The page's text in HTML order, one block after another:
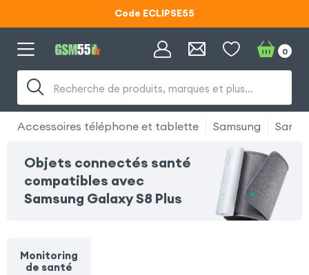
Code ECLIPSE55
Lunettes d'éclipse OFFERTES
Recherche de produits, marques et plus…
0
Accessoires téléphone et tablette Samsung
Objets connectés santé
compatibles avec
Samsung Galaxy S8 Plus
Monitoring
de santé